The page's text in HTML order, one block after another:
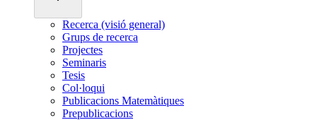
Recerca (visió general)
Grups de recerca
Projectes
Seminaris
Tesis
Col·loqui
Publicacions Matemàtiques
Prepublicacions